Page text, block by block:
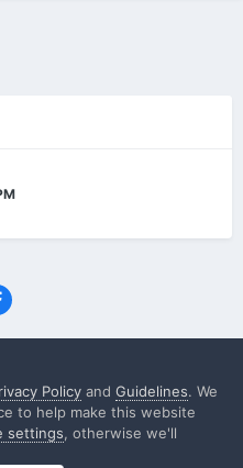
reserved
Community
Policy and Guidelines. We
to help make this website
settings, otherwise we'll